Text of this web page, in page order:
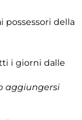
possessori della
i giorni dalle
aggiungersi